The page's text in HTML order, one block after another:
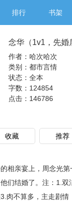
排行 书架
念华（1v1，先婚
作者：哈次哈次
类别：都市言情
状态：全本
字数：124854
点击： 146786
收藏 推荐
亲宴上，周念光第
们结婚了。注：1.双
肉不算多，主走剧情